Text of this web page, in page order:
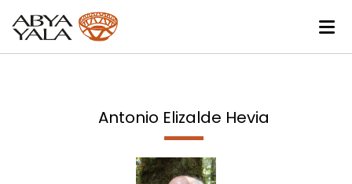
Antonio Elizalde Hevia